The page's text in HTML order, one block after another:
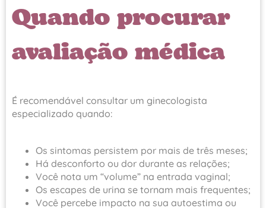
Quando procurar
avaliação médica
É recomendável consultar um ginecologista
especializado quando:
Os sintomas persistem por mais de três meses;
Há desconforto ou dor durante as relações;
Você nota um “volume” na entrada vaginal;
Os escapes de urina se tornam mais frequentes;
Você percebe impacto na sua autoestima ou